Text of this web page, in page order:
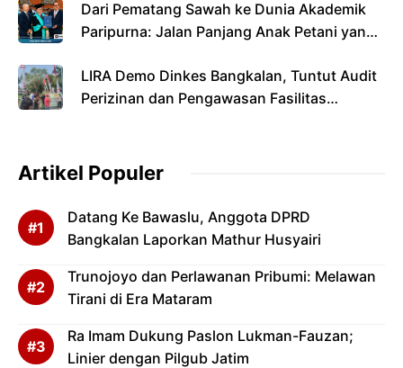
Dari Pematang Sawah ke Dunia Akademik
Paripurna: Jalan Panjang Anak Petani yang
LIRA Demo Dinkes Bangkalan, Tuntut Audit
Perizinan dan Pengawasan Fasilitas
Artikel Populer
Datang Ke Bawaslu, Anggota DPRD
Bangkalan Laporkan Mathur Husyairi
Trunojoyo dan Perlawanan Pribumi: Melawan
Tirani di Era Mataram
Ra Imam Dukung Paslon Lukman-Fauzan;
Linier dengan Pilgub Jatim